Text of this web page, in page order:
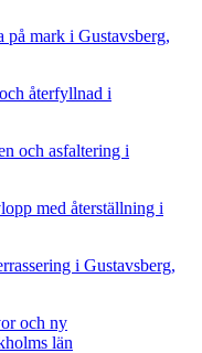
på mark i Gustavsberg,
återfyllnad i
och asfaltering i
med återställning i
i Gustavsberg,
och ny
län